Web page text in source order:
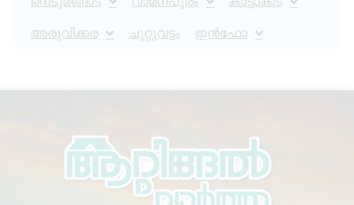
അരുവിക്കര ചുറ്റുവട്ടം ഇൻഫോ